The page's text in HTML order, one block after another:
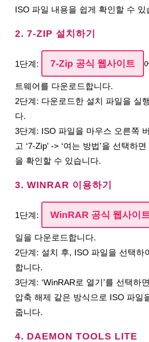
ISO 파일 내용을 쉽게 확인할 수 있
2. 7-ZIP 설치하기
1단계: 7-Zip 공식 웹사이트
트웨어를 다운로드합니다.
2단계: 다운로드한 설치 파일을 실
다.
3단계: ISO 파일을 마우스 오른쪽
고 ‘7-Zip’ -> ‘여는 방법’을 선택하
을 확인할 수 있습니다.
3. WINRAR 이용하기
1단계: WinRAR 공식 웹사이
일을 다운로드합니다.
2단계: 설치 후, ISO 파일을 선택하
합니다.
3단계: ‘WinRAR로 열기’를 선택하
압축 해제 같은 방식으로 ISO 파일
줍니다.
4. DAEMON TOOLS LITE